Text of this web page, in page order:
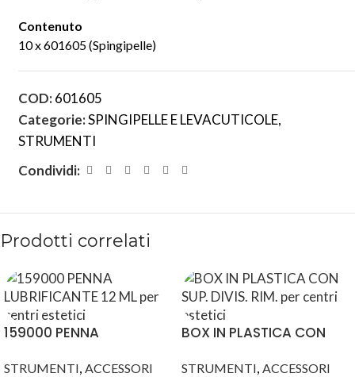
Contenuto
10 x 601605 (Spingipelle)
COD:601605
Categorie:SPINGIPELLE E LEVACUTICOLE,
STRUMENTI
Condividi:
Prodotti correlati
159000 PENNA
STRUMENTI, ACCESSORI
BOX IN PLASTICA CON
STRUMENTI, ACCESSORI